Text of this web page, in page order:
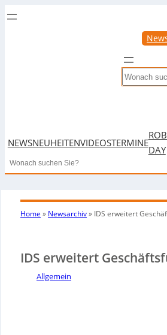
Search
NEWSNEUHEITENVIDEOSTERMINE
DAY
Search
Home » Newsarchiv» IDS erweitert
IDS erweitert
Allgemein